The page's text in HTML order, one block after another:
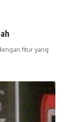
fitur yang